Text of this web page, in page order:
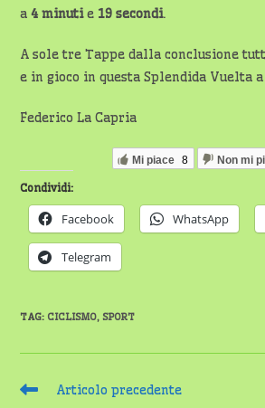
a4 minutie 19 secondi.
A sole tre Tappe dalla conclusione
e in gioco in questa Splendida Vuelta a
Federico La Capria
Mi piace 8 Non mi
Condividi:
Facebook WhatsApp
Telegram
TAG: CICLISMO, SPORT
Leggi
Articolo precedente